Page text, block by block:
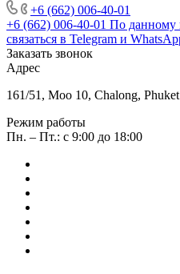
+6 (662) 006-40-01
+6 (662) 006-40-01 По данному
связаться в Telegram и
Заказать звонок
Адрес
161/51, Moo 10, Chalong,
Режим работы
Пн. – Пт.: с 9:00 до 18:00